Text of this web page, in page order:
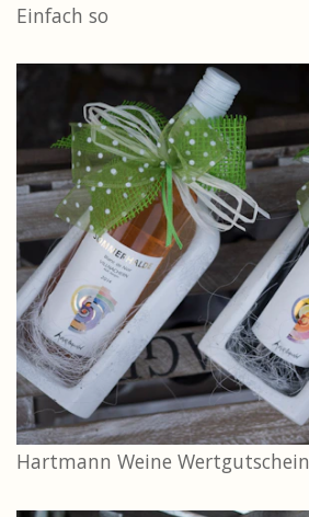
Einfach so
Hartmann Weine Wertgutschein